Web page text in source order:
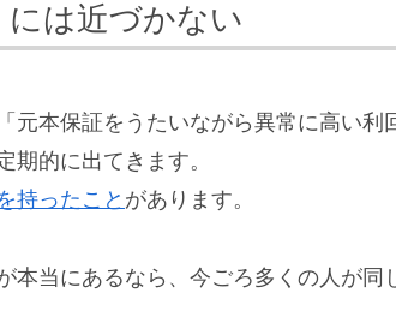
には近づかない
元本保証をうたいながら異常に高い利
期的に出てきます。
持ったこと があります。
本当にあるなら、今ごろ多くの人が同